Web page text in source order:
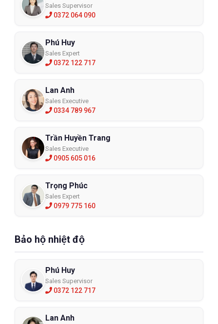
Sales Supervisor
0372 064 090
Phú Huy
Sales Expert
0372 122 717
Lan Anh
Sales Executive
0334 789 967
Trần Huyền Trang
Sales Executive
0905 605 016
Trọng Phúc
Sales Expert
0979 775 160
Bảo hộ nhiệt độ
Phú Huy
Sales Supervisor
0372 122 717
Lan Anh